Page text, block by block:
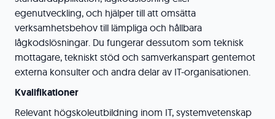
egenutveckling, och hjälper till att omsätta
verksamhetsbehov till lämpliga och hållbara
lågkodslösningar. Du fungerar dessutom som teknisk
mottagare, tekniskt stöd och samverkanspart gentemot
externa konsulter och andra delar av IT-organisationen.
Kvalifikationer
Relevant högskoleutbildning inom IT, systemvetenskap